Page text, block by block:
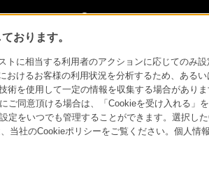
る
合わせ
おります。
に相当する利用者のアクションに応じてのみ
けるお客様の利用状況を分析するため、ある
を使用して一定の情報を収集する場合があり
同意頂ける場合は、「Cookieを受け入れる」
定をいつでも管理することができます。選択し
当社のCookieポリシーをご覧ください。個人情